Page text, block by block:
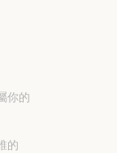
你的
的